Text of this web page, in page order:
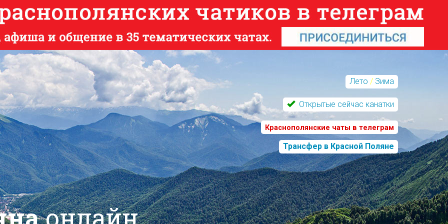
Лето / Зима
Открытые сейчас канатки
Краснополянские чаты в телеграм
Трансфер в Красной Поляне